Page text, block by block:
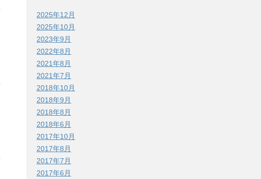
2025年12月
2025年10月
2023年9月
2022年8月
2021年8月
2021年7月
2018年10月
2018年9月
2018年8月
2018年6月
2017年10月
2017年8月
2017年7月
2017年6月